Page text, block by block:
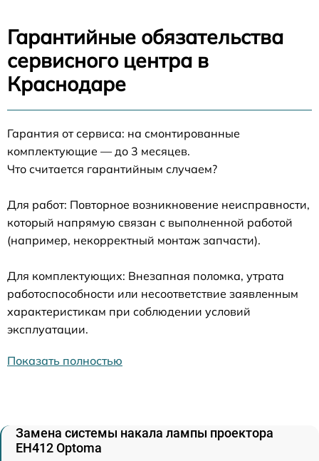
Гарантийные обязательства
сервисного центра в
Краснодаре
Гарантия от сервиса: на смонтированные
комплектующие — до 3 месяцев.
Что считается гарантийным случаем?
Для работ: Повторное возникновение неисправности,
который напрямую связан с выполненной работой
(например, некорректный монтаж запчасти).
Для комплектующих: Внезапная поломка, утрата
работоспособности или несоответствие заявленным
характеристикам при соблюдении условий
эксплуатации.
Показать полностью
Замена системы накала лампы проектора
EH412 Optoma